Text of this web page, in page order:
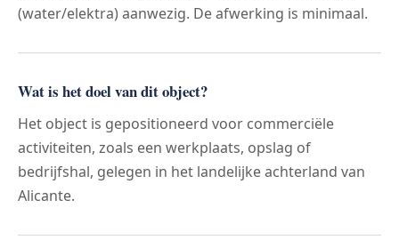
(water/elektra) aanwezig. De afwerking is minimaal.
Wat is het doel van dit object?
Het object is gepositioneerd voor commerciële
activiteiten, zoals een werkplaats, opslag of
bedrijfshal, gelegen in het landelijke achterland van
Alicante.